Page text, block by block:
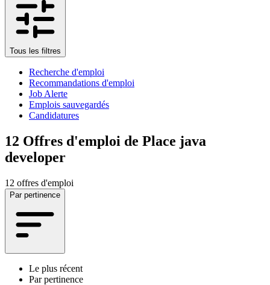
Tous les filtres
Recherche d'emploi
Recommandations d'emploi
Job Alerte
Emplois sauvegardés
Candidatures
12 Offres d'emploi de Place java
developer
12 offres d'emploi
Par pertinence
Le plus récent
Par pertinence